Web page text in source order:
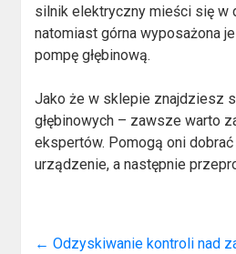
silnik elektryczny mieści się w
natomiast górna wyposażona
pompę głębinową.
Jako że w sklepie znajdziesz
głębinowych – zawsze warto
ekspertów. Pomogą oni
urządzenie, a następnie
← Odzyskiwanie kontroli nad